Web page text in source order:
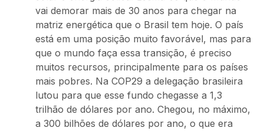
vai demorar mais de 30 anos para chegar na
matriz energética que o Brasil tem hoje. O país
está em uma posição muito favorável, mas para
que o mundo faça essa transição, é preciso
muitos recursos, principalmente para os países
mais pobres. Na COP29 a delegação brasileira
lutou para que esse fundo chegasse a 1,3
trilhão de dólares por ano. Chegou, no máximo,
a 300 bilhões de dólares por ano, o que era